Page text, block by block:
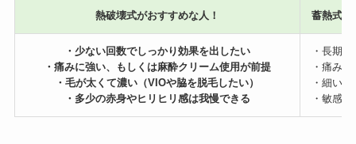
熱破壊式がおすすめな人！ 蓄熱式が
・少ない回数でしっかり効果を出したい
・痛みに強い、もしくは麻酔クリーム使用が前提
・毛が太くて濃い（VIOや脇を脱毛したい）
・多少の赤身やヒリヒリ感は我慢できる
・長期
・痛み
・細い
・敏感